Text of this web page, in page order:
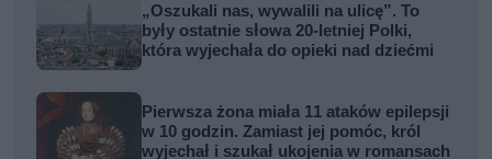
„Oszukali nas, wywalili na ulicę”. To
były ostatnie słowa 20-letniej Polki,
która wyjechała do opieki nad dziećmi
Pierwsza żona miała 11 ataków epilepsji
w 10 godzin. Zamiast jej pomóc, król
wyjechał i szukał ukojenia w romansach